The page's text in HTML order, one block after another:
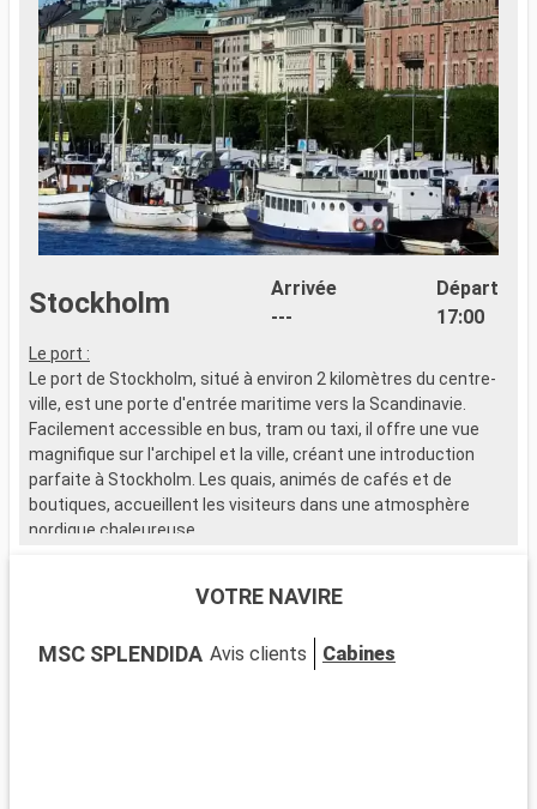
Stockholm
Arrivée
---
Départ
17:00
Le port :
Le port de Stockholm, situé à environ 2 kilomètres du centre-
ville, est une porte d'entrée maritime vers la Scandinavie.
Facilement accessible en bus, tram ou taxi, il offre une vue
magnifique sur l'archipel et la ville, créant une introduction
parfaite à Stockholm. Les quais, animés de cafés et de
boutiques, accueillent les visiteurs dans une atmosphère
nordique chaleureuse.
Stockholm, construite sur l'eau, allie nature et urbanisme.
ses bâtiments colorés. Le Palais Royal et le musée Vasa, avec
VOTRE NAVIRE
MSC SPLENDIDA Avis clients Cabines